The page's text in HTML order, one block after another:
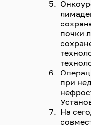
почки
при
На